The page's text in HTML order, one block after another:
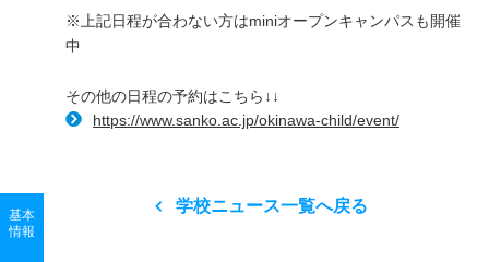
基本
情報
※上記日程が合わない方はminiオープンキャンパスも開催
中
その他の日程の予約はこちら↓↓
https://www.sanko.ac.jp/okinawa-child/event/
学校ニュース一覧へ戻る